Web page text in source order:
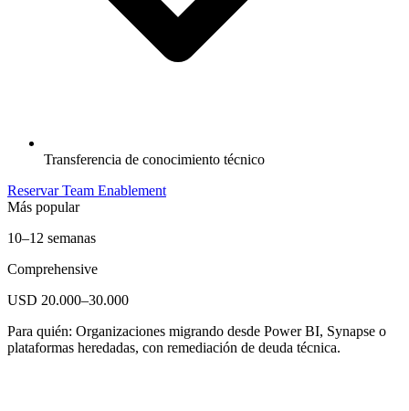
Transferencia de conocimiento técnico
Reservar Team Enablement
Más popular
10–12 semanas
Comprehensive
USD 20.000–30.000
Para quién: Organizaciones migrando desde Power BI, Synapse o
plataformas heredadas, con remediación de deuda técnica.